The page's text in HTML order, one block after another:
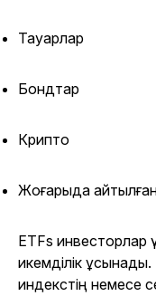
Тауарлар
Бондтар
Крипто
Жоғарыда
ETFs инвесторлар
икемділік
индекстің немесе